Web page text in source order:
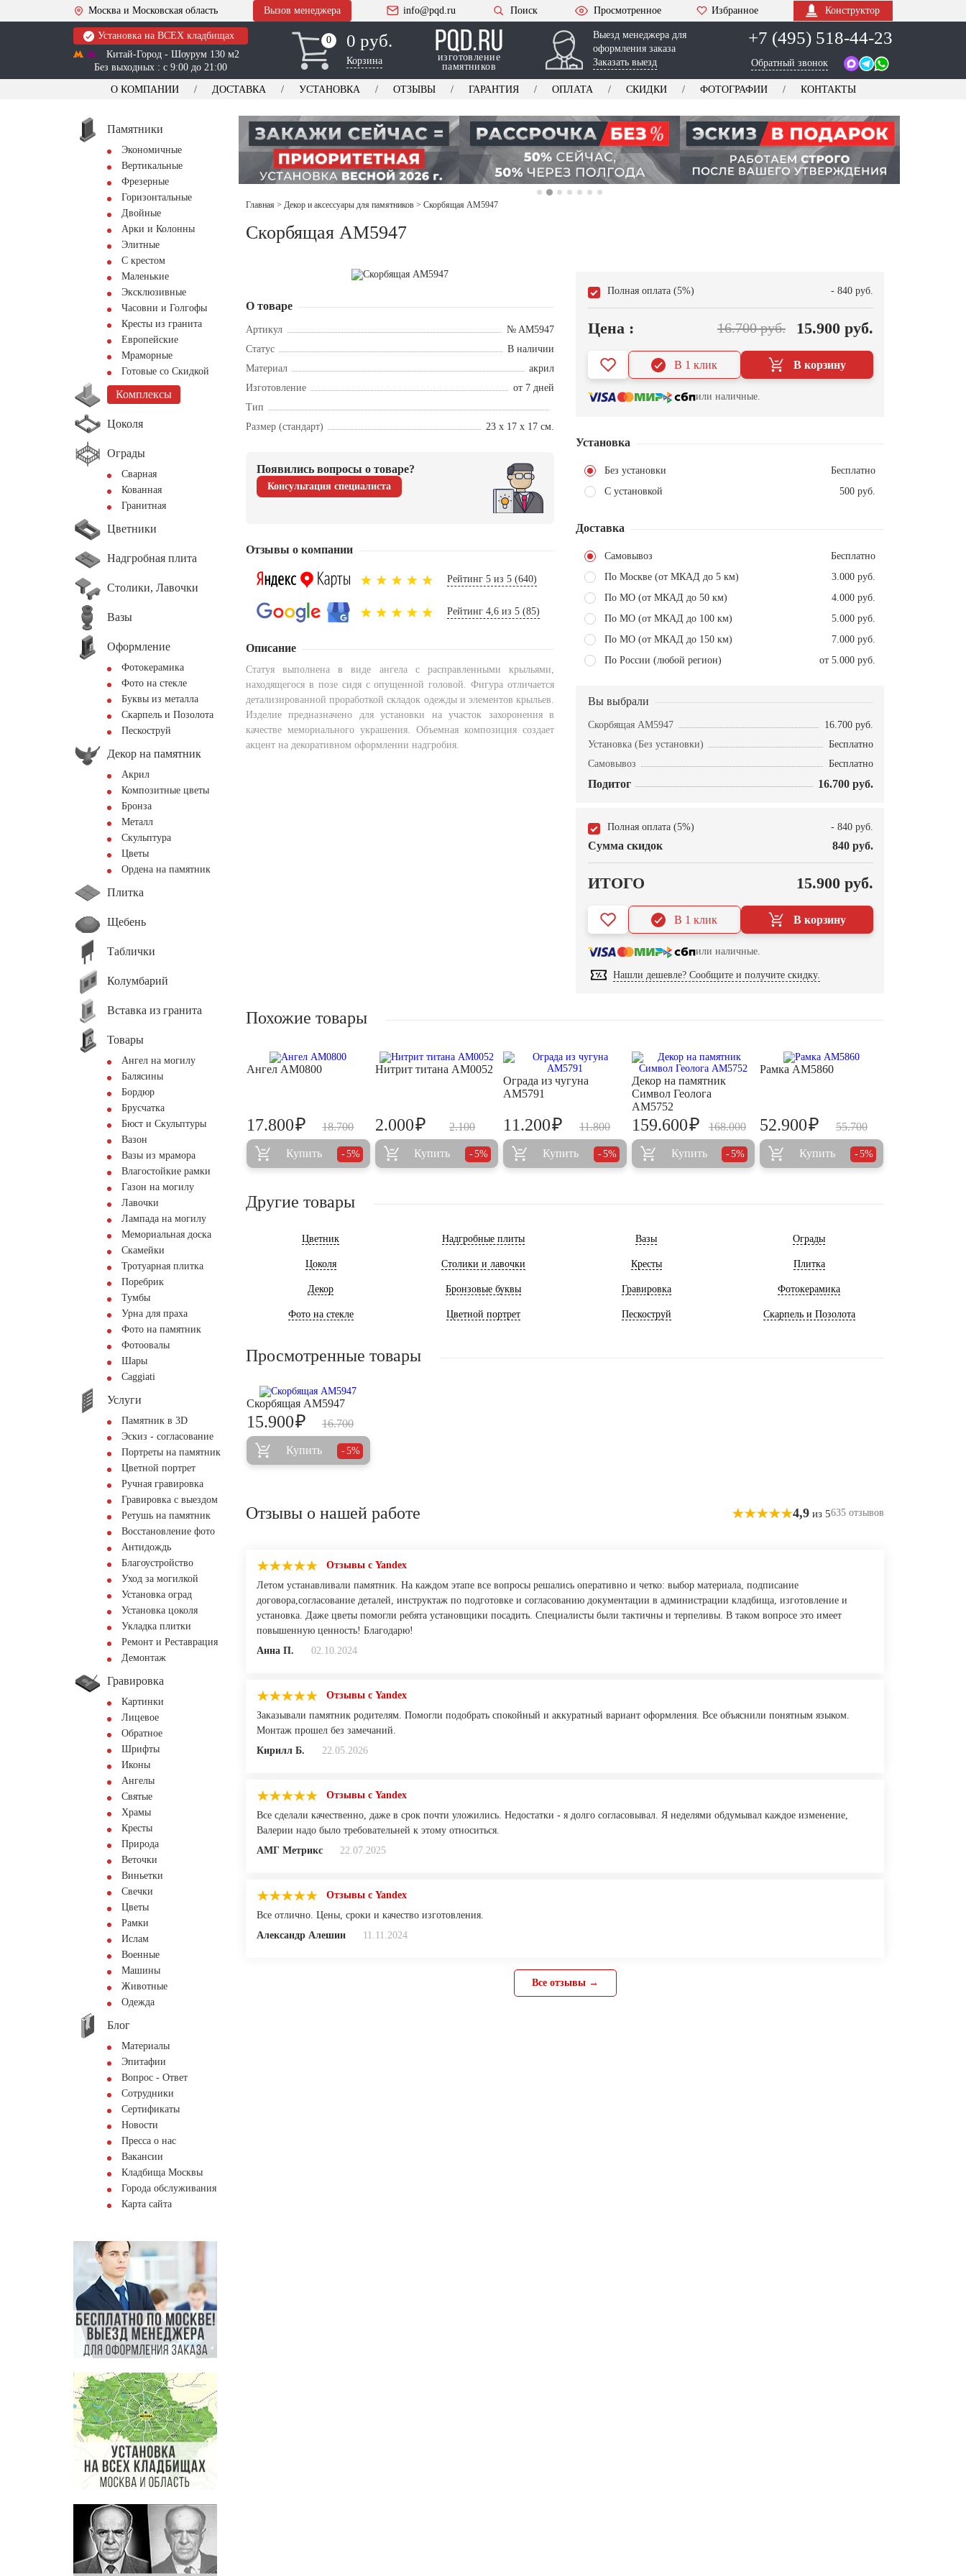
Москва и Московская область Вызов менеджера info@pqd.ru Поиск Просмотренное Избранное Конструктор
Установка на ВСЕХ кладбищах
Китай-Город - Шоурум 130 м2
Без выходных : с 9:00 до 21:00
0
0 0 руб.
Корзина
изготовление
памятников
Выезд менеджера для
оформления заказа
Заказать выезд
+7 (495) 518-44-23
Обратный звонок
О КОМПАНИИ ДОСТАВКА УСТАНОВКА ОТЗЫВЫ ГАРАНТИЯ ОПЛАТА СКИДКИ ФОТОГРАФИИ КОНТАКТЫ
Памятники
Экономичные
Вертикальные
Фрезерные
Горизонтальные
Двойные
Арки и Колонны
Элитные
С крестом
Маленькие
Эксклюзивные
Часовни и Голгофы
Кресты из гранита
Европейские
Мраморные
Готовые со Скидкой
Комплексы
Цоколя
Ограды
Сварная
Кованная
Гранитная
Цветники
Надгробная плита
Столики, Лавочки
Вазы
Оформление
Фотокерамика
Фото на стекле
Буквы из металла
Скарпель и Позолота
Пескоструй
Декор на памятник
Акрил
Композитные цветы
Бронза
Металл
Скульптура
Цветы
Ордена на памятник
Плитка
Щебень
Таблички
Колумбарий
Вставка из гранита
Товары
Ангел на могилу
Балясины
Бордюр
Брусчатка
Бюст и Скульптуры
Вазон
Вазы из мрамора
Влагостойкие рамки
Газон на могилу
Лавочки
Лампада на могилу
Мемориальная доска
Скамейки
Тротуарная плитка
Поребрик
Тумбы
Урна для праха
Фото на памятник
Фотоовалы
Шары
Сaggiati
Услуги
Памятник в 3D
Эскиз - согласование
Портреты на памятник
Цветной портрет
Ручная гравировка
Гравировка с выездом
Ретушь на памятник
Восстановление фото
Антидождь
Благоустройство
Уход за могилкой
Установка оград
Установка цоколя
Укладка плитки
Ремонт и Реставрация
Демонтаж
Гравировка
Картинки
Лицевое
Обратное
Шрифты
Иконы
Ангелы
Святые
Храмы
Кресты
Природа
Веточки
Виньетки
Свечки
Цветы
Рамки
Ислам
Военные
Машины
Животные
Одежда
Блог
Материалы
Эпитафии
Вопрос - Ответ
Сотрудники
Сертификаты
Новости
Пресса о нас
Вакансии
Кладбища Москвы
Города обслуживания
Карта сайта
Главная > Декор и аксессуары для памятников > Скорбящая AM5947
Скорбящая AM5947
О товаре
Артикул
№ AM5947
Статус
В наличии
Материал
акрил
Изготовление
от 7 дней
Тип
Размер (стандарт)
23 х 17 х 17 см.
Появились вопросы о товаре?
Консультация специалиста
Отзывы о компании
Рейтинг 5 из 5 (640)
Рейтинг 4,6 из 5 (85)
Описание
Статуя выполнена в виде ангела с расправленными крыльями,
находящегося в позе сидя с опущенной головой. Фигура отличается
детализированной проработкой складок одежды и элементов крыльев.
Изделие предназначено для установки на участок захоронения в
качестве мемориального украшения. Объемная композиция создает
акцент на декоративном оформлении надгробия.
Полная оплата (5%) - 840 руб.
Цена : 16.700 руб. 15.900 руб.
В корзину
В 1 клик
или наличные.
Установка
Без установки
Бесплатно
С установкой
500 руб.
Доставка
Самовывоз
Бесплатно
По Москве (от МКАД до 5 км)
3.000 руб.
По МО (от МКАД до 50 км)
4.000 руб.
По МО (от МКАД до 100 км)
5.000 руб.
По МО (от МКАД до 150 км)
7.000 руб.
По России (любой регион)
от 5.000 руб.
Вы выбрали
Скорбящая AM5947
16.700 руб.
Установка (Без установки)
Бесплатно
Самовывоз
Бесплатно
Подитог 16.700 руб.
Полная оплата (5%) - 840 руб.
Сумма скидок 840 руб.
ИТОГО 15.900 руб.
В корзину
В 1 клик
или наличные.
Нашли дешевле? Сообщите и получите скидку.
Похожие товары
Ангел AM0800
18.700
17.800₽
Купить 5%
Нитрит титана AM0052
2.100
2.000₽
Купить 5%
Ограда из чугуна
AM5791
11.800
11.200₽
Купить 5%
Декор на памятник
Символ Геолога
AM5752
168.000
159.600₽
Купить 5%
Рамка AM5860
55.700
52.900₽
Купить 5%
Другие товары
Цветник Надгробные плиты Вазы Ограды
Цоколя Столики и лавочки Кресты Плитка
Декор Бронзовые буквы Гравировка Фотокерамика
Фото на стекле Цветной портрет Пескоструй Скарпель и Позолота
Просмотренные товары
Скорбящая AM5947
16.700
15.900₽
Купить 5%
Отзывы о нашей работе 4,9 из 5635 отзывов
Отзывы с Yandex
Летом устанавливали памятник. На каждом этапе все вопросы решались оперативно и четко: выбор материала, подписание
договора,согласование деталей, инструктаж по подготовке и согласованию документации в администрации кладбища, изготовление и
установка. Даже цветы помогли ребята установщики посадить. Специалисты были тактичны и терпеливы. В таком вопросе это имеет
повышенную ценность! Благодарю!
Анна П.
02.10.2024
Отзывы с Yandex
Заказывали памятник родителям. Помогли подобрать спокойный и аккуратный вариант оформления. Все объяснили понятным языком.
Монтаж прошел без замечаний.
Кирилл Б.
22.05.2026
Отзывы с Yandex
Все сделали качественно, даже в срок почти уложились. Недостатки - я долго согласовывал. Я неделями обдумывал каждое изменение,
Валерии надо было требовательней к этому относиться.
АМГ Метрикс
22.07.2025
Отзывы с Yandex
Все отлично. Цены, сроки и качество изготовления.
Александр Алешин
11.11.2024
Все отзывы →